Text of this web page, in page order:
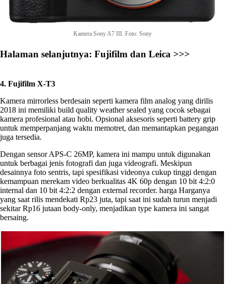
Kamera Sony A7 III. Foto: Sony
Halaman selanjutnya: Fujifilm dan Leica >>>
4. Fujifilm X-T3
Kamera mirrorless berdesain seperti kamera film analog yang dirilis
2018 ini memiliki build quality weather sealed yang cocok sebagai
kamera profesional atau hobi. Opsional aksesoris seperti battery grip
untuk memperpanjang waktu memotret, dan memantapkan pegangan
juga tersedia.
Dengan sensor APS-C 26MP, kamera ini mampu untuk digunakan
untuk berbagai jenis fotografi dan juga videografi. Meskipun
desainnya foto sentris, tapi spesifikasi videonya cukup tinggi dengan
kemampuan merekam video berkualitas 4K 60p dengan 10 bit 4:2:0
internal dan 10 bit 4:2:2 dengan external recorder. harga Harganya
yang saat rilis mendekati Rp23 juta, tapi saat ini sudah turun menjadi
sekitar Rp16 jutaan body-only, menjadikan type kamera ini sangat
bersaing.